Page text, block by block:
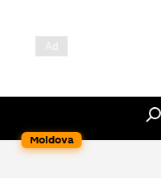
Moldova